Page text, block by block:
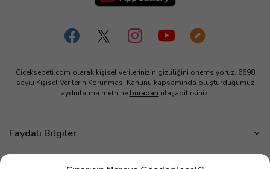
Ciceksepeti.com olarak kişisel verilerinizin gizliliğini önemsiyoruz. 6698
sayılı Kişisel Verilerin Korunması Kanunu kapsamında oluşturduğumuz
aydınlatma metnine buradan ulaşabilirsiniz.
Faydalı Bilgiler
Çiçek Bakımı